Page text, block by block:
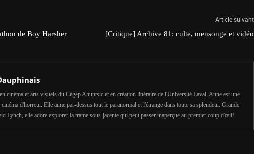
de Boy Harsher
Article suivant
[Critique] Archive 81: culte, mensonge et vidéo
cinéma et arts visuels du Cégep Ahuntsic et en création littéraire de l'Université Laval, Anne est une
cinéma d'horreur. Elle aime par-dessus tout le paranormal et l'étrange dans toute sa splendeur. Grande
Lynch, elle adore explorer la trame sous-jacente qui peut passer inaperçue au premier coup d'œil!